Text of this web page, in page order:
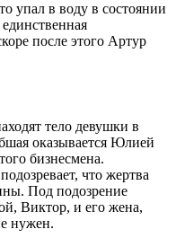
упал в воду в состоянии
после этого Артур
тело девушки в
оказывается Юлией
бизнесмена.
что жертва
Под подозрение
Виктор, и его жена,
нужен.